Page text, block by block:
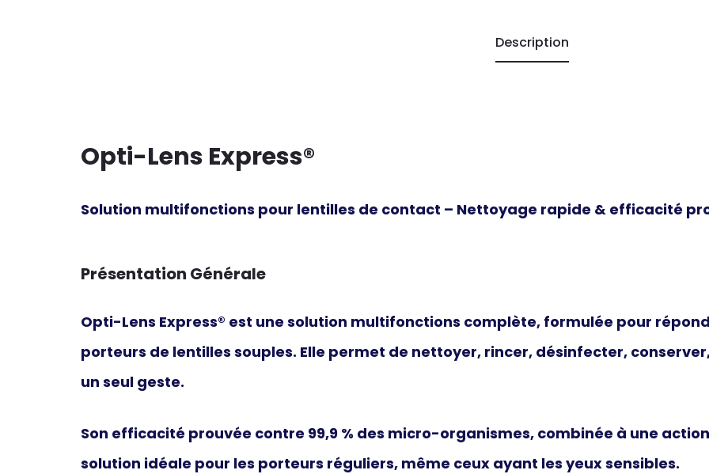
Description
Opti-Lens Express®
Solution multifonctions pour lentilles de contact – Nettoyage rapide & efficacité
Présentation Générale
Opti-Lens Express® est une solution multifonctions complète, formulée pour
porteurs de lentilles souples. Elle permet de nettoyer, rincer, désinfecter,
un seul geste.
Son efficacité prouvée contre 99,9 % des micro-organismes, combinée à une
solution idéale pour les porteurs réguliers, même ceux ayant les yeux sensibles.